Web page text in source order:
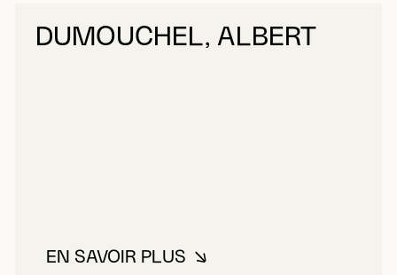
DUMOUCHEL, ALBERT
EN SAVOIR PLUSÀ PROPOS DE DUMOUCHEL,